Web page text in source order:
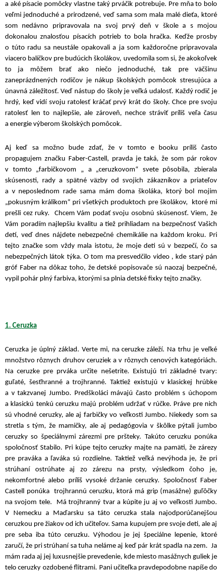
a aké písacie pomôcky vlastne taký prváčik potrebuje. Pre mňa to bolo
veľmi jednoduché a prirodzené, veď sama som mala malé dieťa, ktoré
som nedávno pripravovala na svoj prvý deň v škole a s mojou
dokonalou znalosťou písacích potrieb to bola hračka. Keďže prosby
o túto radu sa neustále opakovali a ja som každoročne pripravovala
viacero balíčkov pre budúcich školákov, uvedomila som si, že akokoľvek
to ja môžem brať ako niečo jednoduché, tak pre väčšinu
zaneprázdnených rodičov je nákup školských pomôcok stresujúca a
únavná záležitosť. Veď nástup do školy je veľká udalosť. Každý rodič je
hrdý, keď vidí svoju ratolesť kráčať prvý krát do školy. Chce pre svoju
ratolesť len to najlepšie, ale zároveň, nechce stráviť príliš veľa času
a energie výberom školských pomôcok.
Aj keď sa možno bude zdať, že v tomto e booku príliš často
propagujem značku Faber-Castell, pravda je taká, že som pár rokov
v tomto „farbičkovom „ a „ceruzkovom“ svete pôsobila, zbierala
skúsenosti, rady a spätné väzby od svojich zákazníkov a priateľov
a v neposlednom rade sama mám doma školáka, ktorý bol mojim
„pokusným králikom“ pri všetkých produktoch pre školákov, ktoré mi
prešli cez ruky. Chcem Vám podať svoju osobnú skúsenosť. Viem, že
Vám poradím najlepšiu kvalitu a tiež prihliadam na bezpečnosť Vašich
detí, veď dnes nájdete nebezpečné chemikálie na každom kroku. Pri
tejto značke som vždy mala istotu, že moje deti sú v bezpečí, čo sa
nebezpečných látok týka. O tom ma presvedčilo video , kde starý pán
gróf Faber na dôkaz toho, že detské popisovače sú naozaj bezpečné,
vypil pohár plný farbiva, ktorými sa plnia detské fixky tejto značky.
1. Ceruzka
Ceruzka je úplný základ. Verte mi, na ceruzke záleží. Na trhu je veľké
množstvo rôznych druhov ceruziek a v rôznych cenových kategóriách.
Na ceruzke pre prváka určite nešetrite. Existujú tri základné tvary:
guľaté, šesťhranné a trojhranné. Taktiež existujú v klasickej hrúbke
a v takzvanej Jumbo. Predškoláci mávajú často problém s úchopom
a klasickú tenkú ceruzku majú problém udržať v rúčke. Práve pre nich
sú vhodné ceruzky, ale aj farbičky vo veľkosti Jumbo. Niekedy som sa
stretla s tým, že mamičky, ale aj pedagógovia v škôlke pýtali jumbo
ceruzky so špeciálnymi zárezmi pre pršteky. Takúto ceruzku ponúka
spoločnosť Stabilo. Pri kúpe tejto ceruzky majte na pamäti, že zárezy
pre praváka a ľaváka sú rozdielne. Taktiež veľká nevýhoda je, že pri
strúhaní ostrúhate aj zo zárezu na prsty, výsledkom čoho je,
nekomfortné alebo príliš vysoké držanie ceruzky. Spoločnosť Faber
Castell ponúka trojhrannú ceruzku, ktorá má grip (masážne) guľôčky
na svojom tele. Má trojhranný tvar a kúpite ju aj vo veľkosti Jumbo.
V Nemecku a Maďarsku sa táto ceruzka stala najodporúčanejšou
ceruzkou pre žiakov od ich učiteľov. Sama kupujem pre svoje deti, ale aj
pre seba iba túto ceruzku. Výhodou je jej špeciálne lepenie, ktoré
zaručí, že pri strúhaní sa tuha neláme aj keď pár krát spadla na zem. Ja
mám rada aj jej luxusnejšie prevedenie, kde miesto masážnych guliek je
telo ceruzky ozdobené flitrami. Pani učiteľka pravdepodobne napíše do